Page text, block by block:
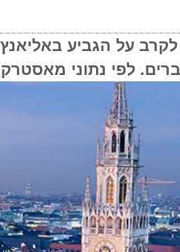
על הגביע באליאנץ
לפי נתוני